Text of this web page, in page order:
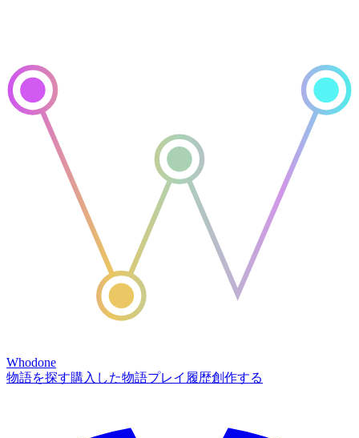
Whodone
物語を探す購入した物語プレイ履歴創作する